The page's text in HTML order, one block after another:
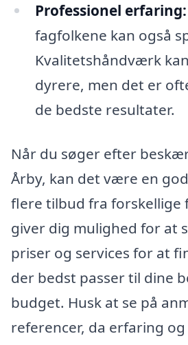
Professionel erfaring:
fagfolkene kan også
Kvalitetshåndværk
dyrere, men det er
de bedste resultater.
Når du søger efter
Årby, kan det være en
flere tilbud fra forskellige
giver dig mulighed for at
priser og services for at
der bedst passer til dine
budget. Husk at se på
referencer, da erfaring